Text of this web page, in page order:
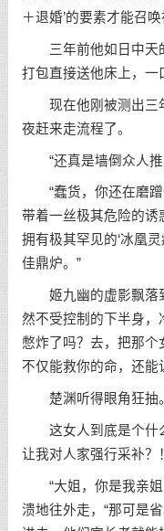
＋退婚’的要素才能召
三年前他如日中天
打包直接送他床上，一
现在他刚被测出三
夜赶来走流程了。
“还真是墙倒众人推
“蠢货，你还在磨蹭
带着一丝极其危险的诱
拥有极其罕见的‘冰凰
佳鼎炉。”
姬九幽的虚影飘落
然不受控制的下半身，
憋炸了吗？去，把那个
不仅能救你的命，还能
楚渊听得眼角狂抽。
这女人到底是个什
让我对人家强行采补？！
“大姐，你是我亲姐
溃地往外走，“那可是